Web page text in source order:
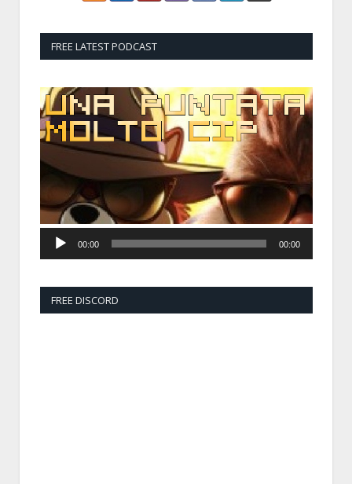
FREE LATEST PODCAST
Audio
Player
00:00 00:00
FREE DISCORD